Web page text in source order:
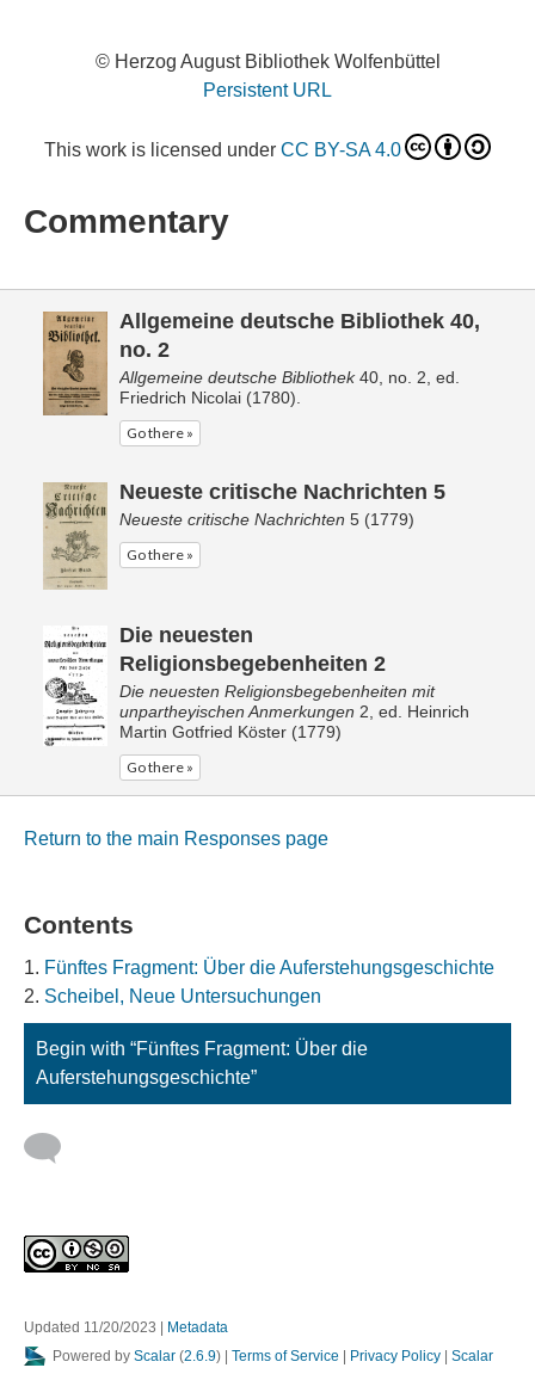
© Herzog August Bibliothek Wolfenbüttel
Persistent URL
This work is licensed under CC BY-SA 4.0
Commentary
Allgemeine deutsche Bibliothek 40,
no. 2
Allgemeine deutsche Bibliothek40, no. 2, ed.
Friedrich Nicolai (1780).
Go there »
Neueste critische Nachrichten 5
Neueste critische Nachrichten 5 (1779)
Go there »
Die neuesten
Religionsbegebenheiten 2
Die neuesten Religionsbegebenheiten mit
unpartheyischen Anmerkungen 2, ed. Heinrich
Martin Gotfried Köster (1779)
Go there »
Return to the main Responses page
Contents
Fünftes Fragment: Über die Auferstehungsgeschichte
Scheibel, Neue Untersuchungen
Begin with “Fünftes Fragment: Über die
Auferstehungsgeschichte”
Updated 11/20/2023
Metadata
Powered by Scalar (2.6.9) | Terms of Service Privacy Policy Scalar